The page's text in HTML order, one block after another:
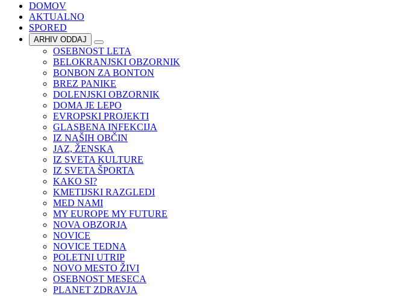
DOMOV
AKTUALNO
SPORED
ARHIV ODDAJ
OSEBNOST LETA
BELOKRANJSKI OBZORNIK
BONBON ZA BONTON
BREZ PANIKE
DOLENJSKI OBZORNIK
DOMA JE LEPO
EVROPSKI PROJEKTI
GLASBENA INFEKCIJA
IZ NAŠIH OBČIN
JAZ, ŽENSKA
IZ SVETA KULTURE
IZ SVETA ŠPORTA
KAKO SI?
KMETIJSKI RAZGLEDI
MED NAMI
MY EUROPE MY FUTURE
NOVA OBZORJA
NOVICE
NOVICE TEDNA
POLETNI UTRIP
NOVO MESTO ŽIVI
OSEBNOST MESECA
PLANET ZDRAVJA